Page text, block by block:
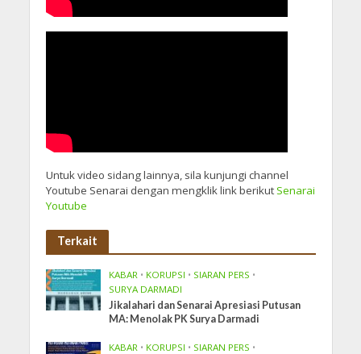
Untuk video sidang lainnya, sila kunjungi channel
Youtube Senarai dengan mengklik link berikutSenarai
Youtube
Terkait
KABAR • KORUPSI • SIARAN PERS •
SURYA DARMADI
Jikalahari dan Senarai Apresiasi Putusan
MA: Menolak PK Surya Darmadi
KABAR • KORUPSI • SIARAN PERS •